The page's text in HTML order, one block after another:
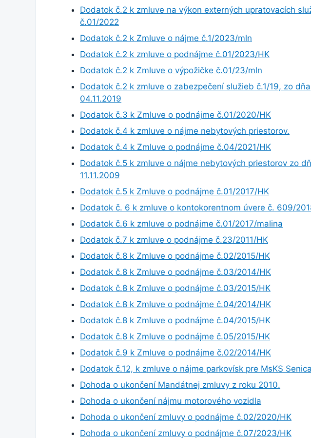
Dodatok č.2 k zmluve na výkon externých upratovacích
č.01/2022
Dodatok č.2 k Zmluve o nájme č.1/2023/mln
Dodatok č.2 k zmluve o podnájme č.01/2023/HK
Dodatok č.2 k Zmluve o výpožičke č.01/23/mln
Dodatok č.2 k zmluve o zabezpečení služieb č.1/19, zo dňa
04.11.2019
Dodatok č.3 k Zmluve o podnájme č.01/2020/HK
Dodatok č.4 k zmluve o nájme nebytových priestorov.
Dodatok č.4 k Zmluve o podnájme č.04/2021/HK
Dodatok č.5 k zmluve o nájme nebytových priestorov zo
11.11.2009
Dodatok č.5 k Zmluve o podnájme č.01/2017/HK
Dodatok č. 6 k zmluve o kontokorentnom úvere č. 609/
Dodatok č.6 k zmluve o podnájme č.01/2017/malina
Dodatok č.7 k zmluve o podnájme č.23/2011/HK
Dodatok č.8 k Zmluve o podnájme č.02/2015/HK
Dodatok č.8 k Zmluve o podnájme č.03/2014/HK
Dodatok č.8 k Zmluve o podnájme č.03/2015/HK
Dodatok č.8 k Zmluve o podnájme č.04/2014/HK
Dodatok č.8 k Zmluve o podnájme č.04/2015/HK
Dodatok č.8 k Zmluve o podnájme č.05/2015/HK
Dodatok č.9 k Zmluve o podnájme č.02/2014/HK
Dodatok č.12, k zmluve o nájme parkovísk pre MsKS Senica
Dohoda o ukončení Mandátnej zmluvy z roku 2010.
Dohoda o ukončení nájmu motorového vozidla
Dohoda o ukončení zmluvy o podnájme č.02/2020/HK
Dohoda o ukončení zmluvy o podnájme č.07/2023/HK